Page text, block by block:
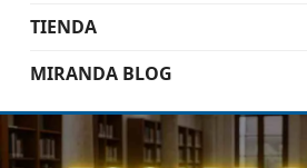
TIENDA
MIRANDA BLOG